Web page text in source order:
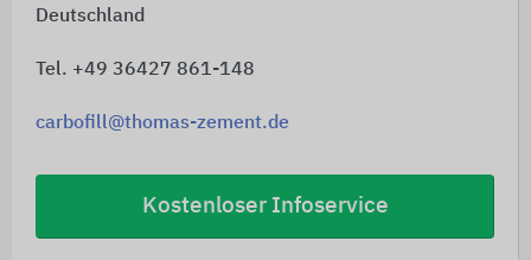
Deutschland
Tel. +49 36427 861-148
carbofill@thomas-zement.de
Kostenloser Infoservice